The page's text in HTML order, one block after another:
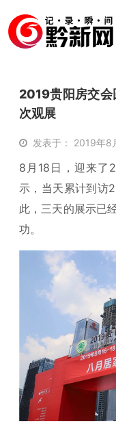
2019贵阳房交会
次观展
发表于： 2019年8
8月18日，迎来了
示，当天累计到访
此，三天的展示已
功。